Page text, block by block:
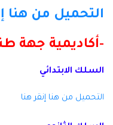
التحميل من هنا
-أكاديمية جهة
السلك الابتدائي
التحميل من هنا إنقر هنا